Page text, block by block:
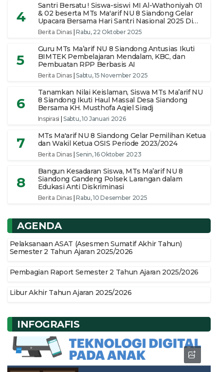
4
Santri Bersatu ! Siswa-siswi MI Al-Wathoniyah 01
& 02 beserta MTs Ma'arif NU 8 Siandong Gelar
Upacara Bersama Hari Santri Nasional 2025 Di
pimpin Ketua Yayasan
Berita Dinas |Rabu, 22 Oktober 2025
5
Guru MTs Ma’arif NU 8 Siandong Antusias Ikuti
BIMTEK Pembelajaran Mendalam, KBC, dan
Pembuatan RPP Berbasis AI
Berita Dinas |Sabtu, 15 November 2025
6
Tanamkan Nilai Keislaman, Siswa MTs Ma’arif NU
8 Siandong Ikuti Haul Massal Desa Siandong
Bersama KH. Musthofa Aqiel Siradj
Inspirasi |Sabtu, 10 Januari 2026
7
MTs Ma'arif NU 8 Siandong Gelar Pemilihan Ketua
dan Wakil Ketua OSIS Periode 2023/2024
Berita Dinas |Senin, 16 Oktober 2023
8
Bangun Kesadaran Siswa, MTs Ma’arif NU 8
Siandong Gandeng Polsek Larangan dalam
Edukasi Anti Diskriminasi
Berita Dinas |Rabu, 10 Desember 2025
AGENDA
Pelaksanaan ASAT (Asesmen Sumatif Akhir Tahun)
Semester 2 Tahun Ajaran 2025/2026
Pembagian Raport Semester 2 Tahun Ajaran 2025/2026
Libur Akhir Tahun Ajaran 2025/2026
INFOGRAFIS